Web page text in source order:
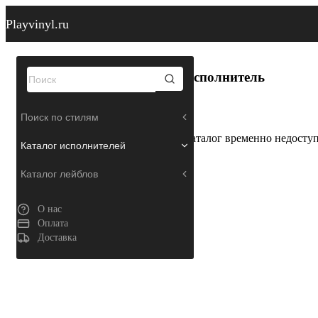
Playvinyl.ru
Поиск по стилям
Каталог исполнителей
Каталог лейблов
О нас
Оплата
Доставка
Исполнитель
Каталог временно